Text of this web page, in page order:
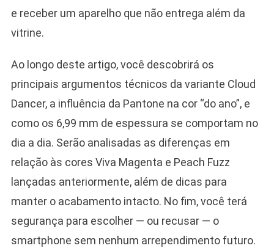
e receber um aparelho que não entrega além da
vitrine.
Ao longo deste artigo, você descobrirá os
principais argumentos técnicos da variante Cloud
Dancer, a influência da Pantone na cor “do ano”, e
como os 6,99 mm de espessura se comportam no
dia a dia. Serão analisadas as diferenças em
relação às cores Viva Magenta e Peach Fuzz
lançadas anteriormente, além de dicas para
manter o acabamento intacto. No fim, você terá
segurança para escolher — ou recusar — o
smartphone sem nenhum arrependimento futuro.